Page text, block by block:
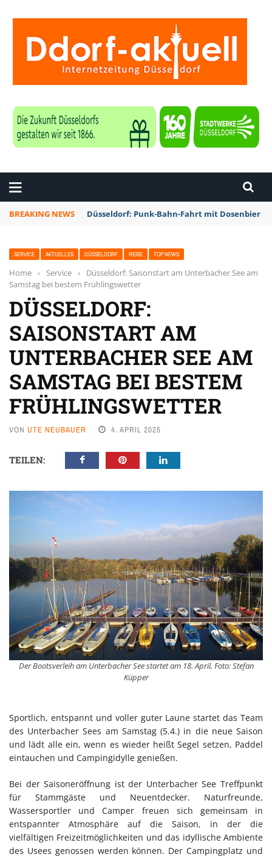
BREAKING NEWS Düsseldorf: Punk-Bahn-Fahrt mit Dosenbier
SERVICE AKTUELLES DÜSSELDORF REISE TOP NEWS
Home › Service ›
Düsseldorf: Saisonstart am Unterbacher See am
Samstag bei bestem Frühlingswetter
DÜSSELDORF:
SAISONSTART AM
UNTERBACHER SEE AM
SAMSTAG BEI BESTEM
FRÜHLINGSWETTER
VON UTE NEUBAUER 4. APRIL 2025
TEILEN:
Der Bootsverleih am Unterbacher See startet am 18. April, Foto: Stefan
Küpper
Sportlich, entspannt und voller guter Laune startet das Team
des Unterbacher Sees am Samstag (5.4.) in die neue Saison
und lädt alle ein, wenn es wieder heißt Segel setzen, Paddel
eintauchen und Campingidylle genießen.
Bei der Saisoneröffnung ist der Unterbacher See Treffpunkt
für Stammgäste und Neuentdecker. Naturfreunde,
Wassersportler und Camper freuen sich gemeinsam in
entspannter Atmosphäre auf die Saison, in der die
vielfältigen Freizeitmöglichkeiten und das idyllische Ambiente
des Usees genossen werden können. Der Campingplatz und